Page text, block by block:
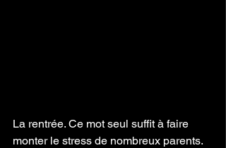
La rentrée. Ce mot seul suffit à faire
monter le stress de nombreux parents.